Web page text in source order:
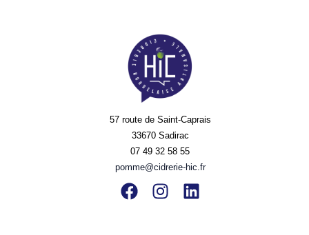
57 route de Saint-Caprais
33670 Sadirac
07 49 32 58 55
pomme@cidrerie-hic.fr